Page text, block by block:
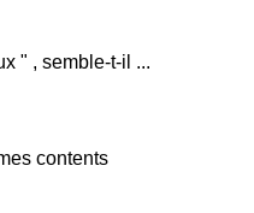
" , semble-t-il ...
contents